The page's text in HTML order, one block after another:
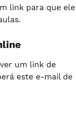
link para que ele
um link de
este e-mail de